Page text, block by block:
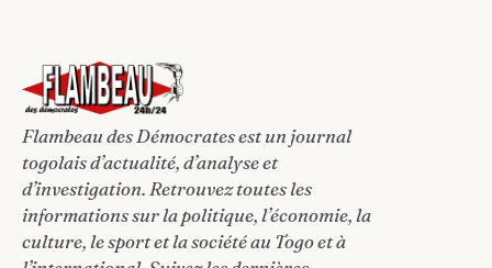
Flambeau des Démocrates est un journal
togolais d’actualité, d’analyse et
d’investigation. Retrouvez toutes les
informations sur la politique, l’économie, la
culture, le sport et la société au Togo et à